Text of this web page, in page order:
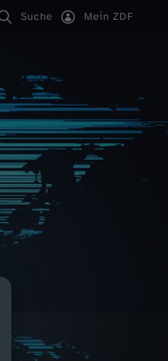
Suche Mein ZDF